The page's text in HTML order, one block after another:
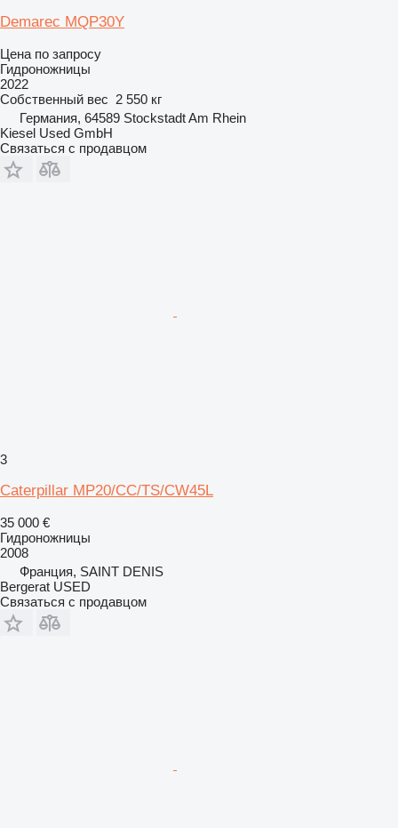
Demarec MQP30Y
Цена по запросу
Гидроножницы
2022
Собственный вес 2 550 кг
Германия, 64589 Stockstadt Am Rhein
Kiesel Used GmbH
Связаться с продавцом
3
Caterpillar MP20/CC/TS/CW45L
35 000 €
Гидроножницы
2008
Франция, SAINT DENIS
Bergerat USED
Связаться с продавцом